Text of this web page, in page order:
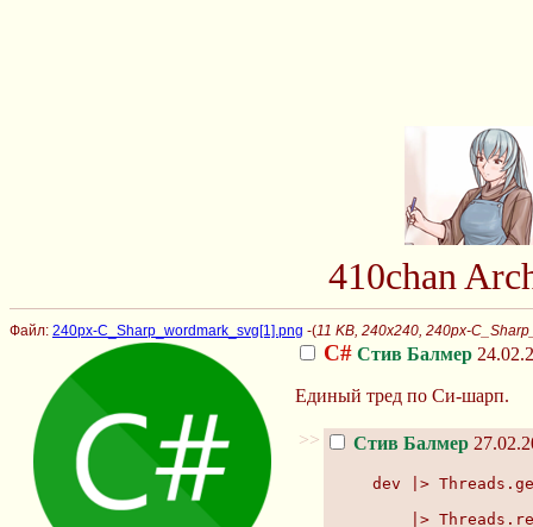
410chan
Файл: 240px-C_Sharp_wordmark_svg[1].png -(11 KB, 240x240, 240px-
C# Стив Балмер
Единый тред по Си-шарп.
>> Стив Балмер